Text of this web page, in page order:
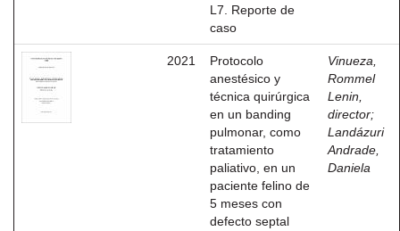
L7. Reporte de
caso
2021
Protocolo
anestésico y
técnica quirúrgica
en un banding
pulmonar, como
tratamiento
paliativo, en un
paciente felino de
5 meses con
defecto septal
Vinueza,
Rommel
Lenin,
director;
Landázuri
Andrade,
Daniela